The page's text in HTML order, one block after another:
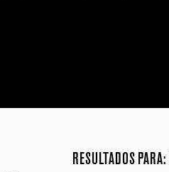
RESULTADOS PARA: